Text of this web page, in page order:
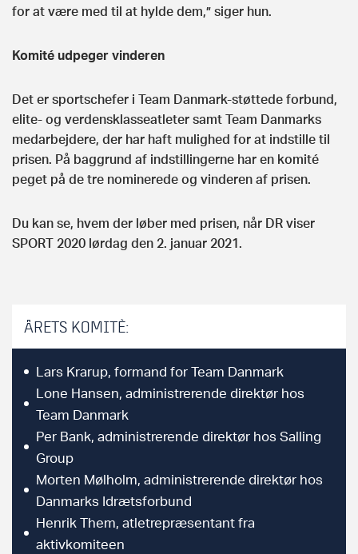
for at være med til at hylde dem,” siger hun.
Komité udpeger vinderen
Det er sportschefer i Team Danmark-støttede forbund,
elite- og verdensklasseatleter samt Team Danmarks
medarbejdere, der har haft mulighed for at indstille til
prisen. På baggrund af indstillingerne har en komité
peget på de tre nominerede og vinderen af prisen.
Du kan se, hvem der løber med prisen, når DR viser
SPORT 2020 lørdag den 2. januar 2021.
ÅRETS KOMITÉ:
Lars Krarup, formand for Team Danmark
Lone Hansen, administrerende direktør hos
Team Danmark
Per Bank, administrerende direktør hos Salling
Group
Morten Mølholm, administrerende direktør hos
Danmarks Idrætsforbund
Henrik Them, atletrepræsentant fra
aktivkomiteen